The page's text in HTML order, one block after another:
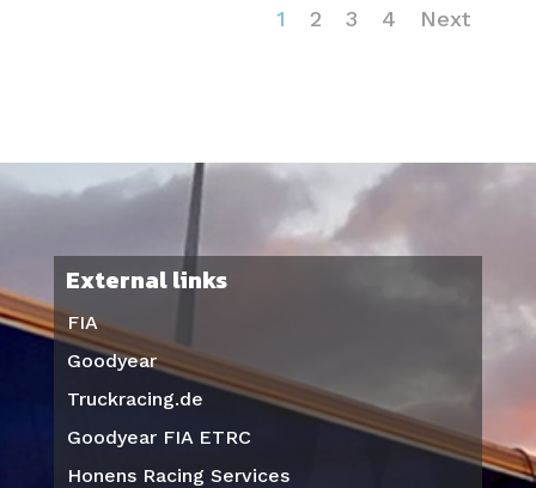
1 2 3 4 Next
External links
FIA
Goodyear
Truckracing.de
Goodyear FIA ETRC
Honens Racing Services